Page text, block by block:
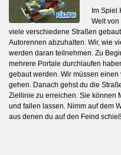
Im Spiel
Welt
viele verschiedene Straßen
Autorennen abzuhalten. Wir, wie
werden daran teilnehmen. Zu
mehrere Portale durchlaufen
gebaut werden. Wir müssen
gehen. Danach gehst du die
Ziellinie zu erreichen. Sie können
und fallen lassen. Nimm auf dem
aus denen du auf den Feind